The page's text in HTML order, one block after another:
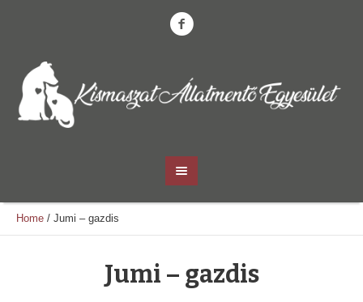
Home / Jumi – gazdis
Jumi – gazdis